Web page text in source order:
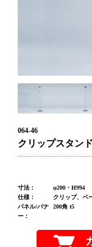
064-46
クリップスタンド
寸法：
φ200・H994
仕様：
クリップ、ベ
パネル/バナ
ー：
200角 t5